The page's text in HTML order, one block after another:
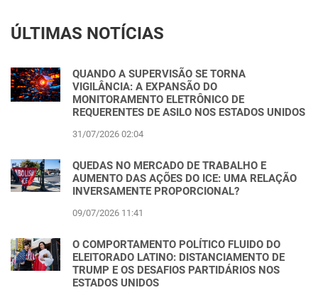
ÚLTIMAS NOTÍCIAS
QUANDO A SUPERVISÃO SE TORNA
VIGILÂNCIA: A EXPANSÃO DO
MONITORAMENTO ELETRÔNICO DE
REQUERENTES DE ASILO NOS ESTADOS UNIDOS
31/07/2026 02:04
QUEDAS NO MERCADO DE TRABALHO E
AUMENTO DAS AÇÕES DO ICE: UMA RELAÇÃO
INVERSAMENTE PROPORCIONAL?
09/07/2026 11:41
O COMPORTAMENTO POLÍTICO FLUIDO DO
ELEITORADO LATINO: DISTANCIAMENTO DE
TRUMP E OS DESAFIOS PARTIDÁRIOS NOS
ESTADOS UNIDOS